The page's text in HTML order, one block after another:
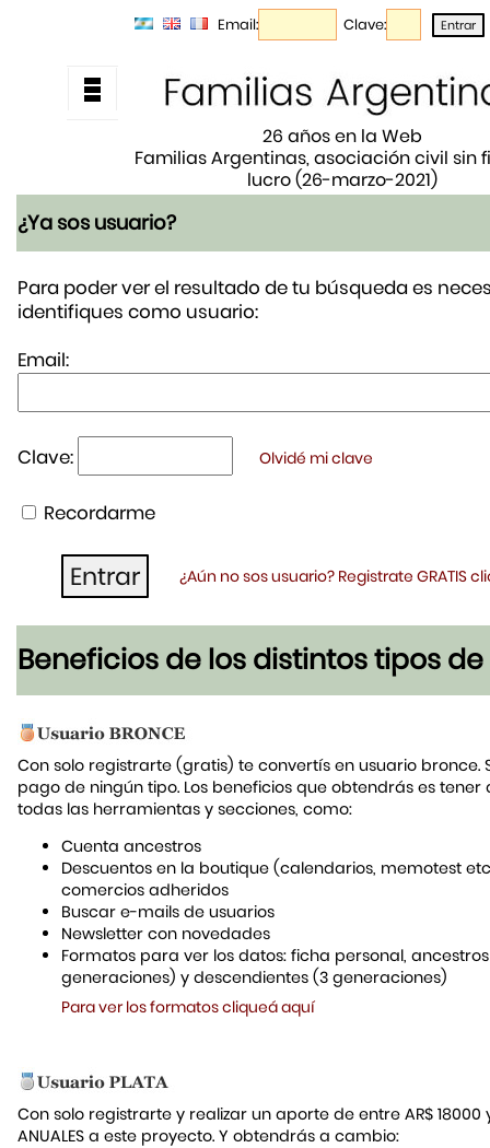
Email: Clave:
26 años en la Web
Familias Argentinas, asociación civil sin
lucro (26-marzo-2021)
¿Ya sos usuario?
Para poder ver el resultado de tu búsqueda es
identifiques como usuario:
Email:
Clave: Olvidé mi clave
Recordarme
¿Aún no sos usuario? Registrate GRATIS
Beneficios de los distintos tipos de
Con solo registrarte (gratis) te convertís en usuario bronce.
pago de ningún tipo. Los beneficios que obtendrás es tener
todas las herramientas y secciones, como:
Cuenta ancestros
Descuentos en la boutique (calendarios, memotest
comercios adheridos
Buscar e-mails de usuarios
Newsletter con novedades
Formatos para ver los datos: ficha personal,
generaciones) y descendientes (3 generaciones)
Para ver los formatos cliqueá aquí
Con solo registrarte y realizar un aporte de entre AR$ 18000
ANUALES a este proyecto. Y obtendrás a cambio: